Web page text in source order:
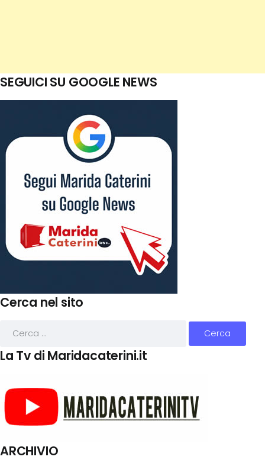
SEGUICI SU GOOGLE NEWS
Cerca nel sito
La Tv di Maridacaterini.it
ARCHIVIO